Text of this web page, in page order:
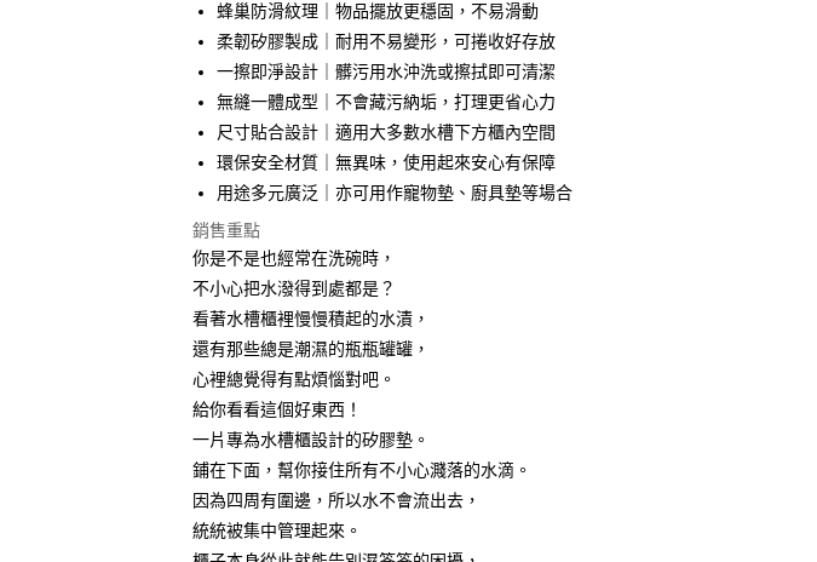
街口支付
悠遊付
AFTEE先享後付
相關說明
【關於「AFTEE先享後付」】
AFTEE先享後付是「在收到商品之後才付款」的支付方式。 讓您購物簡單
便利好安心！
１．簡單：不需註冊會員、不需綁卡、不需儲值。
２．便利：只要手機號碼，簡訊認證，即可結帳。
３．安心：先確認商品／服務後，再付款。
【「AFTEE先享後付」結帳流程】
１．於結帳方式選擇「AFTEE先享後付」後，將跳轉至「AFTEE先享後
付」結帳頁面，進行簡訊認證並確認金額後，即可完成結帳。
２．訂單成立數日內，您將收到繳費通知簡訊。
３．收到繳費通知簡訊後14天內，點擊此簡訊中的連結，可透過四大超商
／ATM／網路銀行／等多元方式進行付款，方視為交易完成。
※ 請注意：結帳手續完成當下不需立刻繳費，但若您需要取消訂單，請聯
絡購買商品的店家。未經商家同意取消之訂單仍視為有效，需透過AFTEE
先享後付繳納相關費用。
※ 交易是否成功請以「AFTEE先享後付 」之結帳頁面顯示為準，若有關於
ATM付款
運送方式
全家取貨付款
每筆NT$60，滿NT$499(含以上)免運費
7-11取貨付款
7-11取貨(快速到店)
每筆NT$115
宅配
蜂巢防滑紋理｜物品擺放更穩固，不易滑動
柔韌矽膠製成｜耐用不易變形，可捲收好存放
一擦即淨設計｜髒污用水沖洗或擦拭即可清潔
無縫一體成型｜不會藏污納垢，打理更省心力
尺寸貼合設計｜適用大多數水槽下方櫃內空間
環保安全材質｜無異味，使用起來安心有保障
用途多元廣泛｜亦可用作寵物墊、廚具墊等場合
銷售重點
你是不是也經常在洗碗時，
不小心把水潑得到處都是？
看著水槽櫃裡慢慢積起的水漬，
還有那些總是潮濕的瓶瓶罐罐，
心裡總覺得有點煩惱對吧。
給你看看這個好東西！
一片專為水槽櫃設計的矽膠墊。
鋪在下面，幫你接住所有不小心濺落的水滴。
因為四周有圍邊，所以水不會流出去，
統統被集中管理起來。